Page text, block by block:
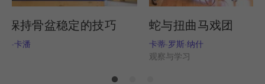
保持骨盆稳定的技巧
里-卡潘
蛇与扭曲马戏团
卡蒂-罗斯-纳什
观察与学习